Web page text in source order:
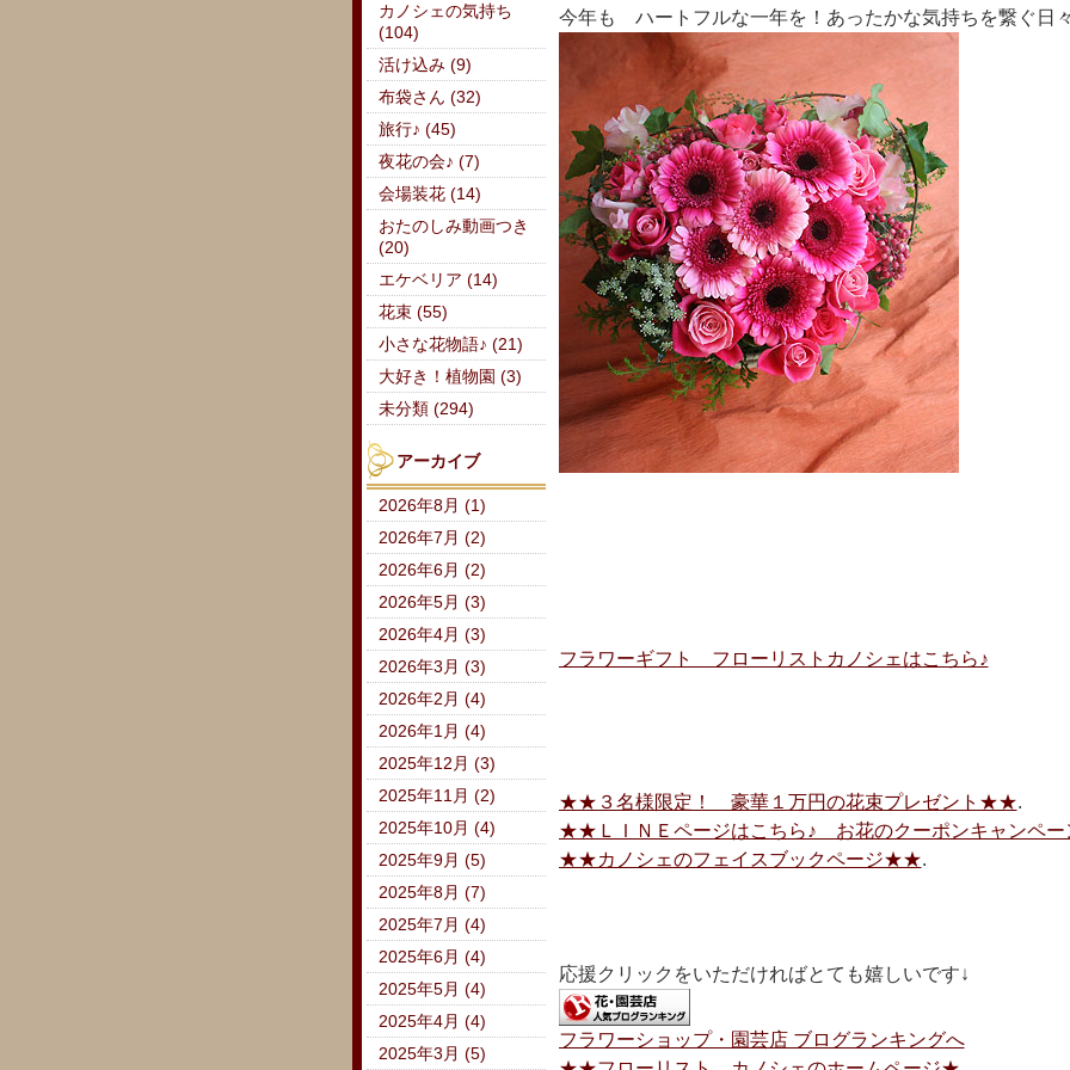
今年も ハートフルな一年を！あったかな気持ちを繋ぐ日
フラワーギフト フローリストカノシェはこちら♪
★★３名様限定！ 豪華１万円の花束プレゼント★★.
★★ＬＩＮＥページはこちら♪ お花のクーポンキャンペ
★★カノシェのフェイスブックページ★★.
応援クリックをいただければとても嬉しいです↓
フラワーショップ・園芸店 ブログランキングへ
カノシェの気持ち
(104)
活け込み (9)
布袋さん (32)
旅行♪ (45)
夜花の会♪ (7)
会場装花 (14)
おたのしみ動画つき
(20)
エケベリア (14)
花束 (55)
小さな花物語♪ (21)
大好き！植物園 (3)
未分類 (294)
アーカイブ
2026年8月 (1)
2026年7月 (2)
2026年6月 (2)
2026年5月 (3)
2026年4月 (3)
2026年3月 (3)
2026年2月 (4)
2026年1月 (4)
2025年12月 (3)
2025年11月 (2)
2025年10月 (4)
2025年9月 (5)
2025年8月 (7)
2025年7月 (4)
2025年6月 (4)
2025年5月 (4)
2025年4月 (4)
2025年3月 (5)